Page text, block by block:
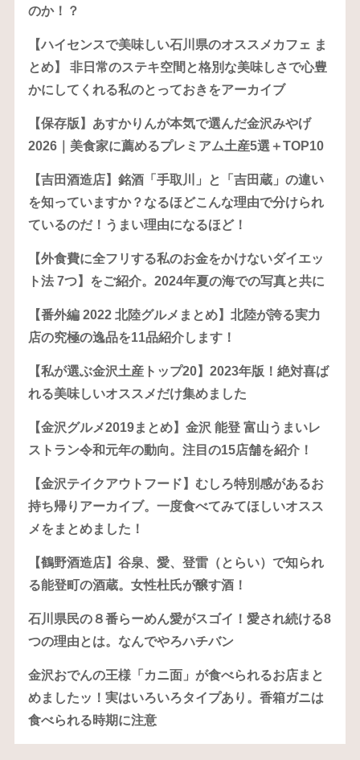
のか！？
【ハイセンスで美味しい石川県のオススメカフェ ま
とめ】 非日常のステキ空間と格別な美味しさで心豊
かにしてくれる私のとっておきをアーカイブ
【保存版】あすかりんが本気で選んだ金沢みやげ
2026｜美食家に薦めるプレミアム土産5選＋TOP10
【吉田酒造店】銘酒「手取川」と「吉田蔵」の違い
を知っていますか？なるほどこんな理由で分けられ
ているのだ！うまい理由になるほど！
【外食費に全フリする私のお金をかけないダイエッ
ト法 7つ】をご紹介。2024年夏の海での写真と共に
【番外編 2022 北陸グルメまとめ】北陸が誇る実力
店の究極の逸品を11品紹介します！
【私が選ぶ金沢土産トップ20】2023年版！絶対喜ば
れる美味しいオススメだけ集めました
【金沢グルメ2019まとめ】金沢 能登 富山うまいレ
ストラン令和元年の動向。注目の15店舗を紹介！
【金沢テイクアウトフード】むしろ特別感があるお
持ち帰りアーカイブ。一度食べてみてほしいオスス
メをまとめました！
【鶴野酒造店】谷泉、愛、登雷（とらい）で知られ
る能登町の酒蔵。女性杜氏が醸す酒！
石川県民の８番らーめん愛がスゴイ！愛され続ける8
つの理由とは。なんでやろハチバン
金沢おでんの王様「カニ面」が食べられるお店まと
めましたッ！実はいろいろタイプあり。香箱ガニは
食べられる時期に注意